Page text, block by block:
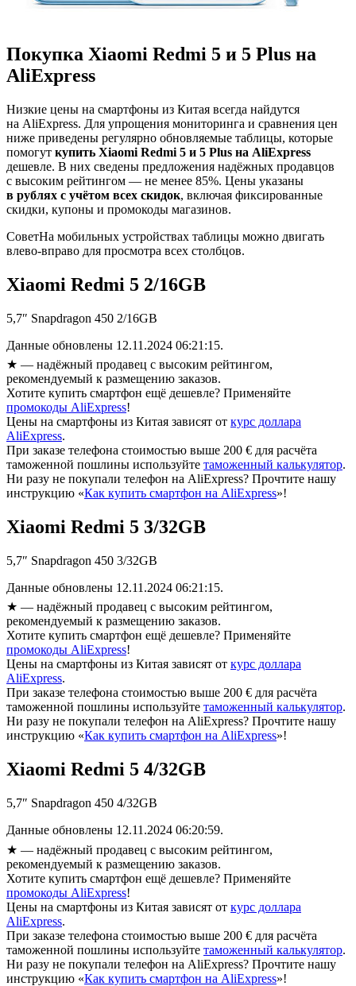
Покупка Xiaomi Redmi 5 и 5 Plus на
AliExpress
Низкие цены на смартфоны из Китая всегда найдутся
на AliExpress. Для упрощения мониторинга и сравнения цен
ниже приведены регулярно обновляемые таблицы, которые
помогут купить Xiaomi Redmi 5 и 5 Plus на AliExpress
дешевле. В них сведены предложения надёжных продавцов
с высоким рейтингом — не менее 85%. Цены указаны
в рублях с учётом всех скидок, включая фиксированные
скидки, купоны и промокоды магазинов.
СоветНа мобильных устройствах таблицы можно двигать
влево-вправо для просмотра всех столбцов.
Xiaomi Redmi 5 2/16GB
5,7″ Snapdragon 450 2/16GB
Данные обновлены 12.11.2024 06:21:15.
★ — надёжный продавец с высоким рейтингом,
рекомендуемый к размещению заказов.
Хотите купить смартфон ещё дешевле? Применяйте
промокоды AliExpress!
Цены на смартфоны из Китая зависят от курс доллара
AliExpress.
При заказе телефона стоимостью выше 200 € для расчёта
таможенной пошлины используйте таможенный калькулятор.
Ни разу не покупали телефон на AliExpress? Прочтите нашу
инструкцию «Как купить смартфон на AliExpress»!
Xiaomi Redmi 5 3/32GB
5,7″ Snapdragon 450 3/32GB
Данные обновлены 12.11.2024 06:21:15.
★ — надёжный продавец с высоким рейтингом,
рекомендуемый к размещению заказов.
Хотите купить смартфон ещё дешевле? Применяйте
промокоды AliExpress!
Цены на смартфоны из Китая зависят от курс доллара
AliExpress.
При заказе телефона стоимостью выше 200 € для расчёта
таможенной пошлины используйте таможенный калькулятор.
Ни разу не покупали телефон на AliExpress? Прочтите нашу
инструкцию «Как купить смартфон на AliExpress»!
Xiaomi Redmi 5 4/32GB
5,7″ Snapdragon 450 4/32GB
Данные обновлены 12.11.2024 06:20:59.
★ — надёжный продавец с высоким рейтингом,
рекомендуемый к размещению заказов.
Хотите купить смартфон ещё дешевле? Применяйте
промокоды AliExpress!
Цены на смартфоны из Китая зависят от курс доллара
AliExpress.
При заказе телефона стоимостью выше 200 € для расчёта
таможенной пошлины используйте таможенный калькулятор.
Ни разу не покупали телефон на AliExpress? Прочтите нашу
инструкцию «Как купить смартфон на AliExpress»!